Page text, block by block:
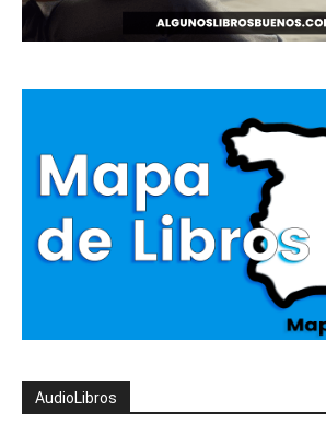
AudioLibros